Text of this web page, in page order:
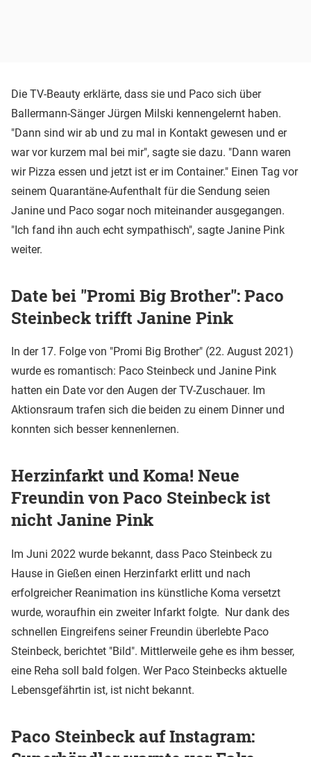
Die TV-Beauty erklärte, dass sie und Paco sich über
Ballermann-Sänger Jürgen Milski kennengelernt haben.
"Dann sind wir ab und zu mal in Kontakt gewesen und er
war vor kurzem mal bei mir", sagte sie dazu. "Dann waren
wir Pizza essen und jetzt ist er im Container." Einen Tag vor
seinem Quarantäne-Aufenthalt für die Sendung seien
Janine und Paco sogar noch miteinander ausgegangen.
"Ich fand ihn auch echt sympathisch", sagte Janine Pink
weiter.
Date bei "Promi Big Brother": Paco
Steinbeck trifft Janine Pink
In der 17. Folge von "Promi Big Brother" (22. August 2021)
wurde es romantisch: Paco Steinbeck und Janine Pink
hatten ein Date vor den Augen der TV-Zuschauer. Im
Aktionsraum trafen sich die beiden zu einem Dinner und
konnten sich besser kennenlernen.
Herzinfarkt und Koma! Neue
Freundin von Paco Steinbeck ist
nicht Janine Pink
Im Juni 2022 wurde bekannt, dass Paco Steinbeck zu
Hause in Gießen einen Herzinfarkt erlitt und nach
erfolgreicher Reanimation ins künstliche Koma versetzt
wurde, woraufhin ein zweiter Infarkt folgte. Nur dank des
schnellen Eingreifens seiner Freundin überlebte Paco
Steinbeck, berichtet "Bild". Mittlerweile gehe es ihm besser,
eine Reha soll bald folgen. Wer Paco Steinbecks aktuelle
Lebensgefährtin ist, ist nicht bekannt.
Paco Steinbeck auf Instagram: